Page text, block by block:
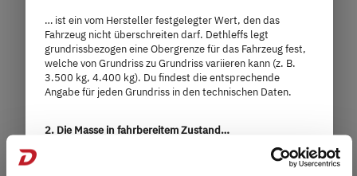
7,35 m
Länge
3.500 kg
Technisch zulässige Gesamtmasse
Modell auswählen
… ist ein vom Hersteller festgelegter Wert, den das
Fahrzeug nicht überschreiten darf. Dethleffs legt
grundrissbezogen eine Obergrenze für das Fahrzeug fest,
welche von Grundriss zu Grundriss variieren kann (z. B.
3.500 kg, 4.400 kg). Du findest die entsprechende
Angabe für jeden Grundriss in den technischen Daten.
2. Die Masse in fahrbereitem Zustand…
… besteht – vereinfacht gesagt – aus dem Grundfahrzeug